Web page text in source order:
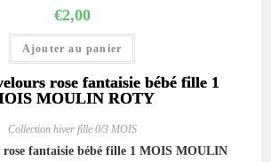
€2,00
Ajouter au panier
Collection hiver fille 0/3 MOIS
rose fantaisie bébé fille 1 MOIS MOULIN